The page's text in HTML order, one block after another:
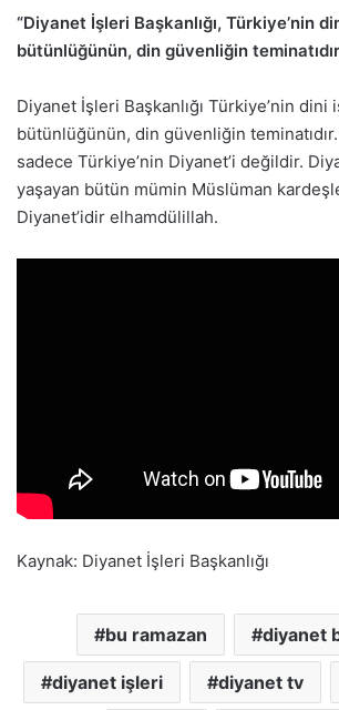
“Diyanet İşleri Başkanlığı, Türkiye’nin
bütünlüğünün, din güvenliğin
Diyanet İşleri Başkanlığı Türkiye’nin dini
bütünlüğünün, din güvenliğin
sadece Türkiye’nin Diyanet’i değildir.
yaşayan bütün mümin Müslüman
Diyanet’idir elhamdülillah.
Kaynak: Diyanet İşleri Başkanlığı
bu ramazan diyanet
diyanet işleri diyanet tv